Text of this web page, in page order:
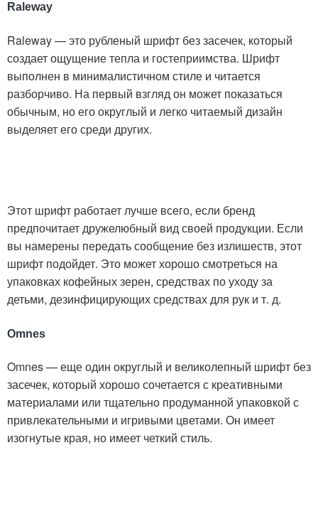
Raleway
Raleway — это рубленый шрифт без засечек, который
создает ощущение тепла и гостеприимства. Шрифт
выполнен в минималистичном стиле и читается
разборчиво. На первый взгляд он может показаться
обычным, но его округлый и легко читаемый дизайн
выделяет его среди других.
Этот шрифт работает лучше всего, если бренд
предпочитает дружелюбный вид своей продукции. Если
вы намерены передать сообщение без излишеств, этот
шрифт подойдет. Это может хорошо смотреться на
упаковках кофейных зерен, средствах по уходу за
детьми, дезинфицирующих средствах для рук и т. д.
Omnes
Omnes — еще один округлый и великолепный шрифт без
засечек, который хорошо сочетается с креативными
материалами или тщательно продуманной упаковкой с
привлекательными и игривыми цветами. Он имеет
изогнутые края, но имеет четкий стиль.